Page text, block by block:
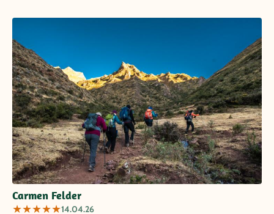
Carmen Felder
★★★★★14.04.26